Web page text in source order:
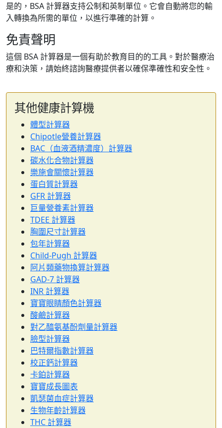
是的，BSA 計算器支持公制和英制單位。它會自動將您的輸
入轉換為所需的單位，以進行準確的計算。
免責聲明
這個 BSA 計算器是一個有助於教育目的的工具。對於醫療治
療和決策，請始終諮詢醫療提供者以確保準確性和安全性。
其他健康計算機
體型計算器
Chipotle營養計算器
BAC（血液酒精濃度）計算器
碳水化合物計算器
樂施會關懷計算器
蛋白質計算器
GFR 計算器
巨量營養素計算器
TDEE 計算器
胸圍尺寸計算器
包年計算器
Child-Pugh 計算器
阿片類藥物換算計算器
GAD-7 計算器
INR 計算器
寶寶眼睛顏色計算器
酸鹼計算器
對乙醯氨基酚劑量計算器
臉型計算器
巴特爾指數計算器
校正鈣計算器
卡鉑計算器
寶寶成長圖表
凱瑟菌血症計算器
生物年齡計算器
THC 計算器